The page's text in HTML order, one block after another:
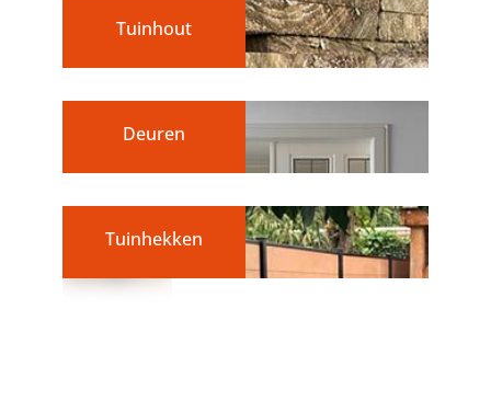
Tuinhout
Deuren
Tuinhekken